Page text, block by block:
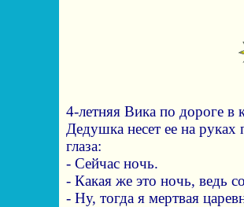
4-летняя Вика по дороге в
Дедушка несет ее на
глаза:
- Сейчас ночь.
- Какая же это ночь, ведь
- Ну, тогда я мертвая